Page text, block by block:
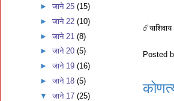
Posted
►जाने 25(15)
►जाने 22(10)
►जाने 21(8)
►जाने 20(5)
►जाने 19(16)
►जाने 18(5)
▼जाने 17(25)